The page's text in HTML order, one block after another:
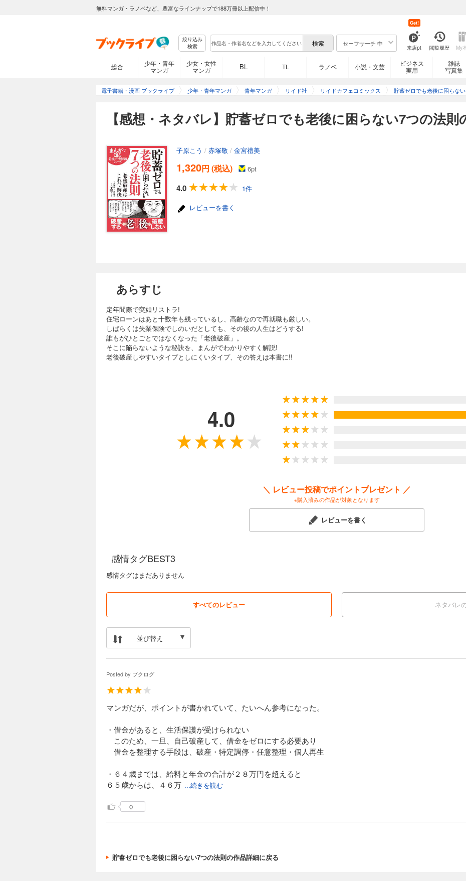
無料マンガ・ラノベなど、豊富なラインナップで188万冊以上配信中！
絞り込み
検索
セーフサーチ 中
来店pt
Get!
閲覧履歴 My
総合
少年・青年
マンガ
少女・女性
マンガ
BL TL ラノベ 小説・文芸
ビジネス
実用
雑誌
写真集
電子書籍・漫画 ブックライブ 少年・青年マンガ 青年マンガ リイド社 リイドカフェコミックス 貯蓄ゼロでも老後に困らな
【感想・ネタバレ】貯蓄ゼロでも老後に困らない7つの法則
子原こう / 赤塚敬 / 金宮禮美
1,320円 (税込) 6pt
4.0
1件
レビューを書く
あらすじ
定年間際で突如リストラ!
住宅ローンはあと十数年も残っているし、高齢なので再就職も厳しい。
しばらくは失業保険でしのいだとしても、その後の人生はどうする!
誰もがひとごとではなくなった「老後破産」。
そこに陥らないような秘訣を、まんがでわかりやすく解説!
老後破産しやすいタイプとしにくいタイプ、その答えは本書に!!
4.0
＼ レビュー投稿でポイントプレゼント ／
※購入済みの作品が対象となります
レビューを書く
感情タグBEST3
感情タグはまだありません
すべてのレビュー ネタバレ
並び替え
Posted by ブクログ
マンガだが、ポイントが書かれていて、たいへん参考になった。
・借金があると、生活保護が受けられない
このため、一旦、自己破産して、借金をゼロにする必要あり
借金を整理する手段は、破産・特定調停・任意整理・個人再生
・６４歳までは、給料と年金の合計が２８万円を超えると
６５歳からは、４６万 ...続きを読む
0
貯蓄ゼロでも老後に困らない7つの法則の作品詳細に戻る